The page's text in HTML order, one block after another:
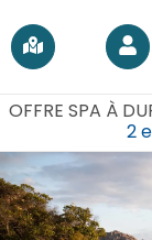
OFFRE SPA À
2